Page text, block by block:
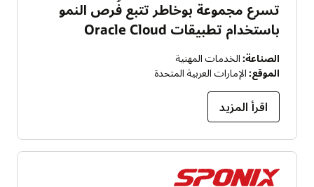
تسرع مجموعة بوخاطر تتبع فُرص النمو
باستخدام تطبيقات Oracle Cloud
الصناعة: الخدمات المهنية
الموقع: الإمارات العربية المتحدة
اقرأ المزيد